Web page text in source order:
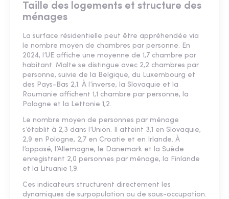
Taille des logements et structure des
ménages
La surface résidentielle peut être appréhendée via
le nombre moyen de chambres par personne. En
2024, l’UE affiche une moyenne de 1,7 chambre par
habitant. Malte se distingue avec 2,2 chambres par
personne, suivie de la Belgique, du Luxembourg et
des Pays-Bas 2,1. À l’inverse, la Slovaquie et la
Roumanie affichent 1,1 chambre par personne, la
Pologne et la Lettonie 1,2.
Le nombre moyen de personnes par ménage
s’établit à 2,3 dans l’Union. Il atteint 3,1 en Slovaquie,
2,9 en Pologne, 2,7 en Croatie et en Irlande. À
l’opposé, l’Allemagne, le Danemark et la Suède
enregistrent 2,0 personnes par ménage, la Finlande
et la Lituanie 1,9.
Ces indicateurs structurent directement les
dynamiques de surpopulation ou de sous-occupation.